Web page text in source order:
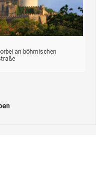
an böhmischen